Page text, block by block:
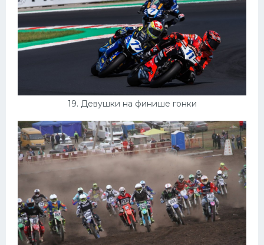
19. Девушки на финише гонки